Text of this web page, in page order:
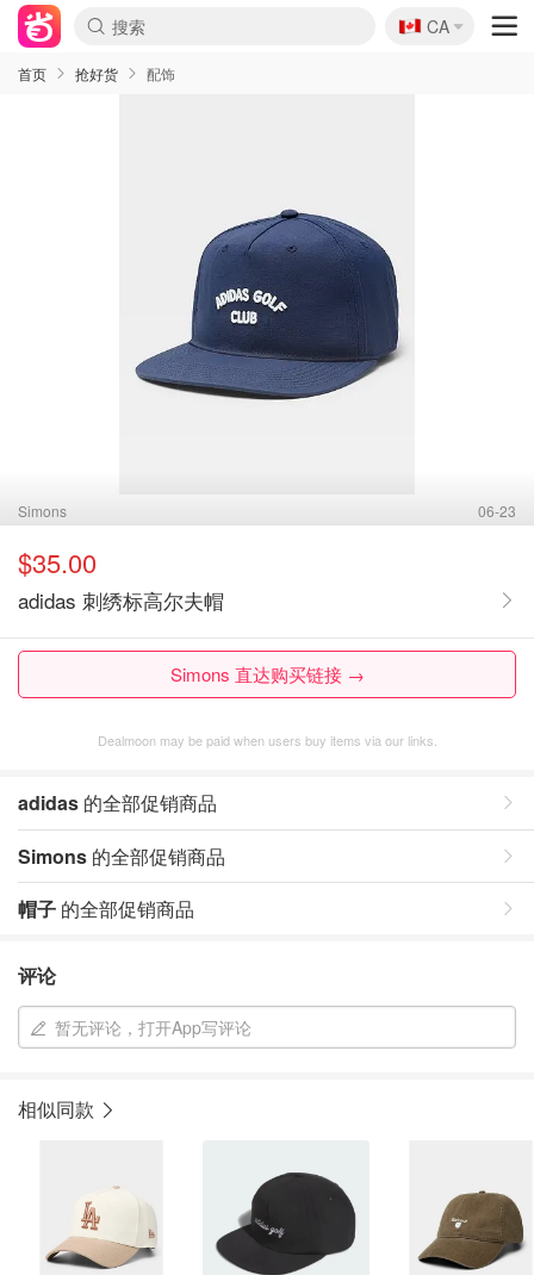
🇨🇦
CA
首页 抢好货 配饰
Simons 06-23
$35.00
adidas 刺绣标高尔夫帽
Simons 直达购买链接 →
Dealmoon may be paid when users buy items via our links.
adidas 的全部促销商品
Simons 的全部促销商品
帽子 的全部促销商品
评论
暂无评论，打开App写评论
相似同款